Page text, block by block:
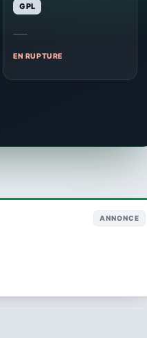
GPL
—
EN RUPTURE
ANNONCE